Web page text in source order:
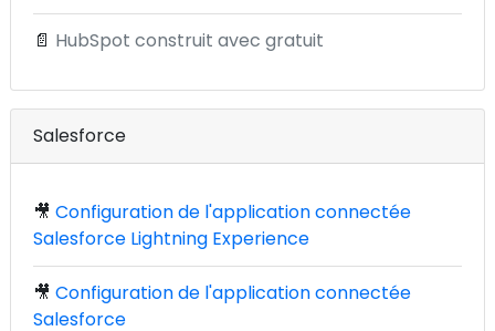
📄 HubSpot construit avec gratuit
Salesforce
🎥 Configuration de l'application connectée
Salesforce Lightning Experience
🎥 Configuration de l'application connectée
Salesforce